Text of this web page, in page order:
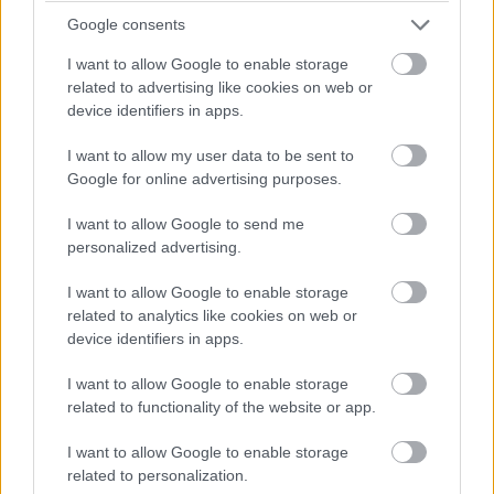
Google consents
I want to allow Google to enable storage
related to advertising like cookies on web or
device identifiers in apps.
I want to allow my user data to be sent to
Google for online advertising purposes.
I want to allow Google to send me
personalized advertising.
I want to allow Google to enable storage
related to analytics like cookies on web or
device identifiers in apps.
I want to allow Google to enable storage
related to functionality of the website or app.
I want to allow Google to enable storage
related to personalization.
Balatonalmádiban.
#oneplus 6
#okostelefon
3 hónap alatt több mint 8 millió
videót takarított el a YouTube
Kedvencekhez
Harangi László|2018 április 24. 15:00